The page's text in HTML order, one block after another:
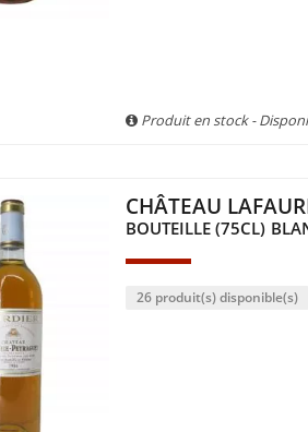
Produit en stock -
CHÂTEAU
BOUTEILLE (75CL)
26 produit(s) disponible(s)